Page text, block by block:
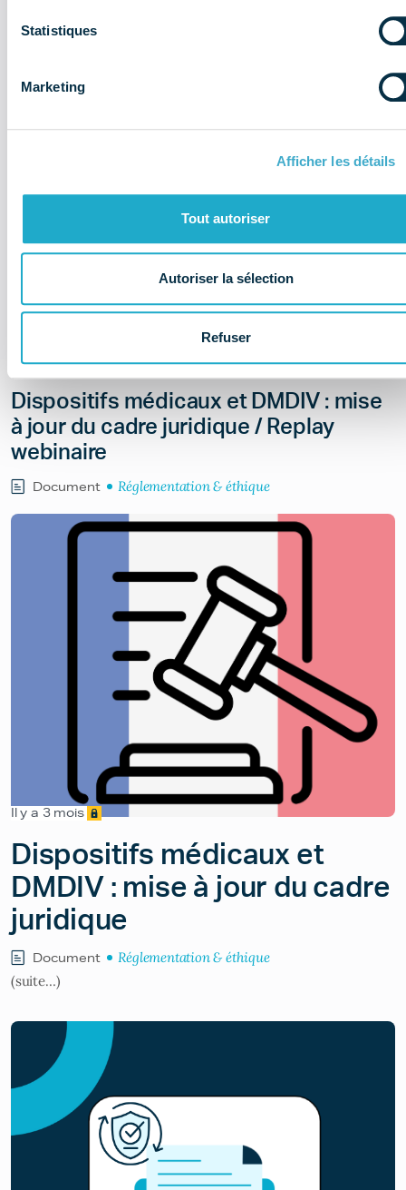
Statistiques
Marketing
Afficher les détails
Tout autoriser
Autoriser la sélection
Refuser
Document
Il y a 3 mois
Dispositifs médicaux et DMDIV : mise
à jour du cadre juridique / Replay
webinaire
Document Réglementation & éthique
Il y a 3 mois
Dispositifs médicaux et
DMDIV : mise à jour du cadre
juridique
Document
Réglementation & éthique
(suite…)